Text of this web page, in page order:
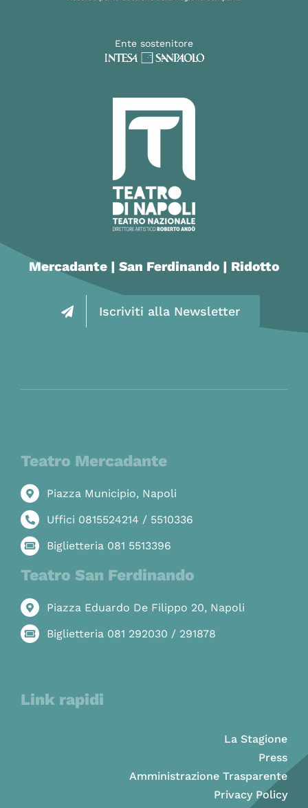
Ente sostenitore
Mercadante | San Ferdinando | Ridotto
Iscriviti alla Newsletter
Teatro Mercadante
Piazza Municipio, Napoli
Uffici 0815524214 / 5510336
Biglietteria 081 5513396
Teatro San Ferdinando
Piazza Eduardo De Filippo 20, Napoli
Biglietteria 081 292030 / 291878
Link rapidi
La Stagione
Press
Amministrazione Trasparente
Privacy Policy